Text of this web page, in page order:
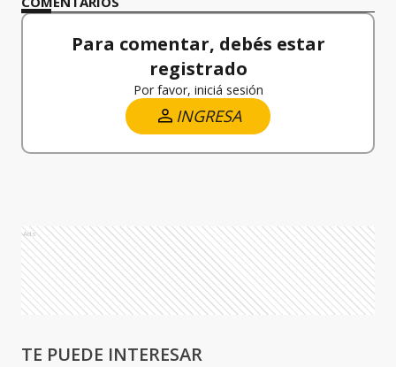
Para comentar, debés estar
registrado
Por favor, iniciá sesión
INGRESA
Ads
TE PUEDE INTERESAR